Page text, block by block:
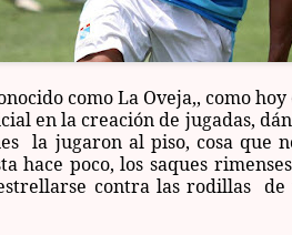
como La Oveja,, como
en la creación de jugadas,
la jugaron al piso, cosa que
hace poco, los saques
contra las rodillas de